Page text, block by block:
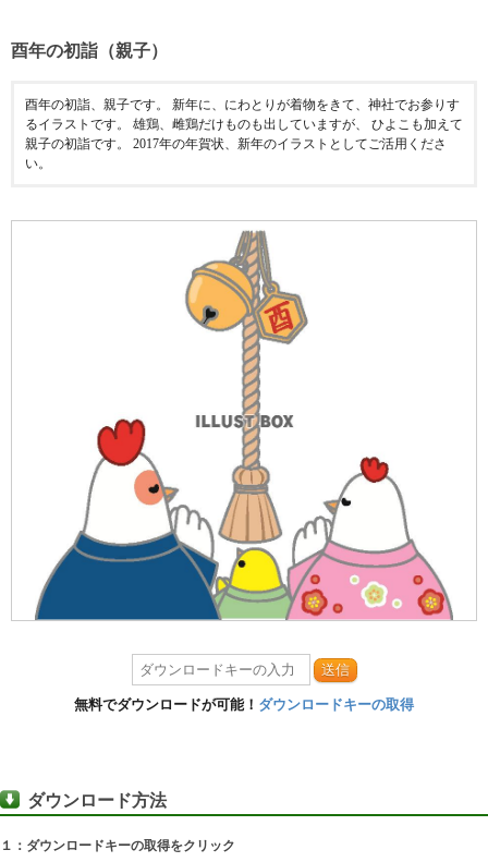
酉年の初詣（親子）
酉年の初詣、親子です。 新年に、にわとりが着物をきて、神社でお参りす
るイラストです。 雄鶏、雌鶏だけものも出していますが、 ひよこも加えて
親子の初詣です。 2017年の年賀状、新年のイラストとしてご活用くださ
い。
送信
無料でダウンロードが可能！ ダウンロードキーの取得
ダウンロード方法
１：ダウンロードキーの取得をクリック